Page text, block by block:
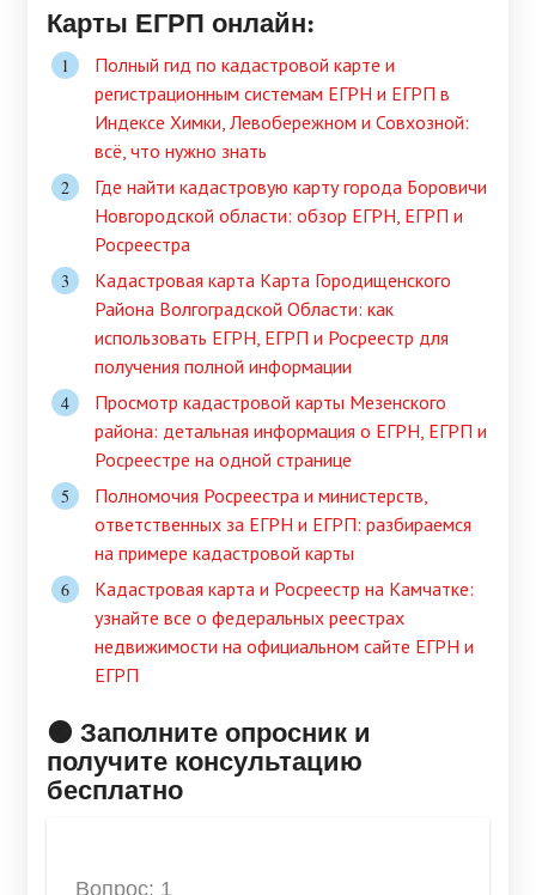
Карты ЕГРП онлайн:
Полный гид по кадастровой карте и
регистрационным системам ЕГРН и ЕГРП в
Индексе Химки, Левобережном и Совхозной:
всё, что нужно знать
Где найти кадастровую карту города Боровичи
Новгородской области: обзор ЕГРН, ЕГРП и
Росреестра
Кадастровая карта Карта Городищенского
Района Волгоградской Области: как
использовать ЕГРН, ЕГРП и Росреестр для
получения полной информации
Просмотр кадастровой карты Мезенского
района: детальная информация о ЕГРН, ЕГРП и
Росреестре на одной странице
Полномочия Росреестра и министерств,
ответственных за ЕГРН и ЕГРП: разбираемся
на примере кадастровой карты
Кадастровая карта и Росреестр на Камчатке:
узнайте все о федеральных реестрах
недвижимости на официальном сайте ЕГРН и
ЕГРП
🟠 Заполните опросник и
получите консультацию
бесплатно